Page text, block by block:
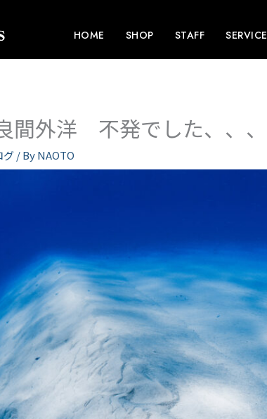
HOME SHOP STAFF SERVICE
間外洋 不発でした、、、
グ/ ByNAOTO